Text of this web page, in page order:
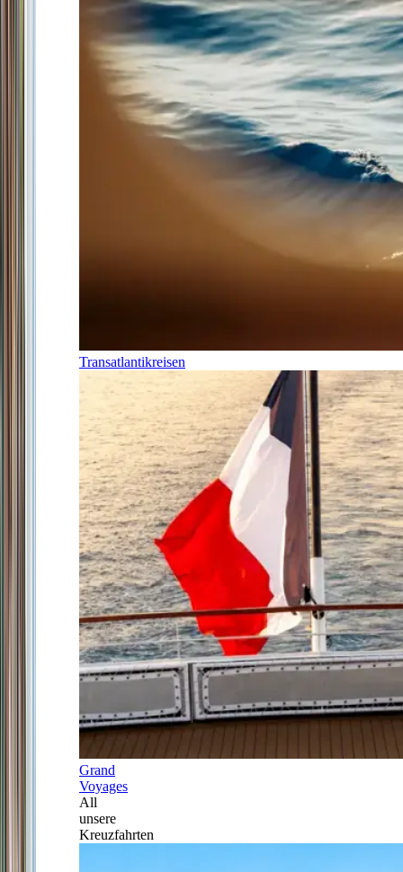
Transatlantikreisen
Grand
Voyages
All
unsere
Kreuzfahrten